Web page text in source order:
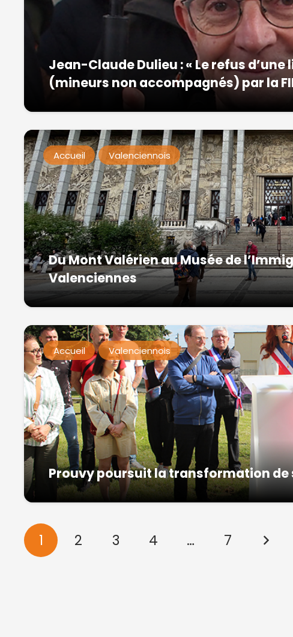
Jean-Claude Dulieu : « Le refus
(mineurs non accompagnés) par la
Accueil Valenciennois
Du Mont Valérien au Musée de
Valenciennes
Accueil Valenciennois
Prouvy poursuit la transformation
1 2 3 4 … 7